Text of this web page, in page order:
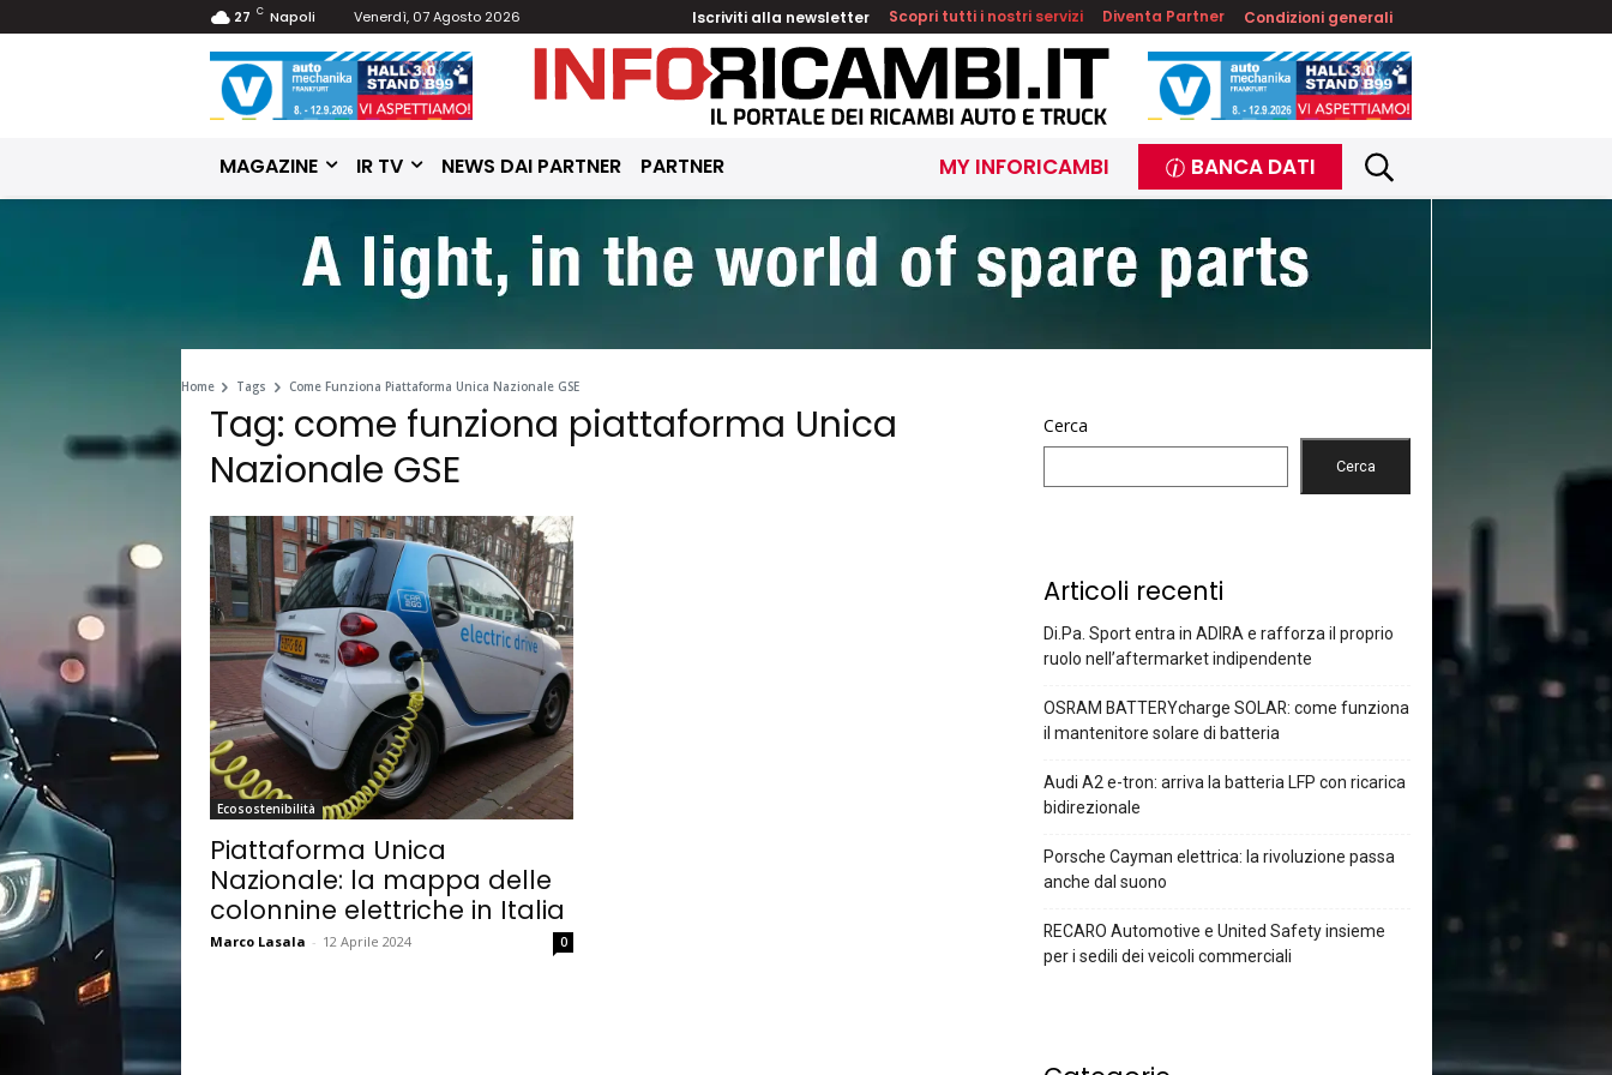
27 C Napoli Venerdì, 07 Agosto 2026 Iscriviti alla newsletter Scopri tutti i nostri servizi Diventa Partner Condizioni generali
MAGAZINE IR TV NEWS DAI PARTNER PARTNER MY INFORICAMBI BANCA DATI
Home Tags Come Funziona Piattaforma Unica Nazionale GSE
Tag: come funziona piattaforma Unica
Nazionale GSE
Ecosostenibilità
Piattaforma Unica
Nazionale: la mappa delle
colonnine elettriche in Italia
Marco Lasala - 12 Aprile 2024 0
Cerca
Cerca
Articoli recenti
Di.Pa. Sport entra in ADIRA e rafforza il proprio
ruolo nell’aftermarket indipendente
OSRAM BATTERYcharge SOLAR: come funziona
il mantenitore solare di batteria
Audi A2 e-tron: arriva la batteria LFP con ricarica
bidirezionale
Porsche Cayman elettrica: la rivoluzione passa
anche dal suono
RECARO Automotive e United Safety insieme
per i sedili dei veicoli commerciali